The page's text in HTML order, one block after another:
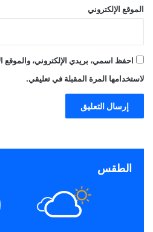
الموقع الإلكتروني
احفظ اسمي، بريدي الإلكتروني، والموقع
لاستخدامها المرة المقبلة في تعليقي.
الطقس